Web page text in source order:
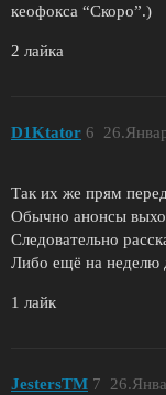
кеофокса “Скоро”.)
2 лайка
D1Ktator 6
Так их же прям
Обычно анонсы
Следовательно
Либо ещё на неделю
1 лайк
JestersTM 7